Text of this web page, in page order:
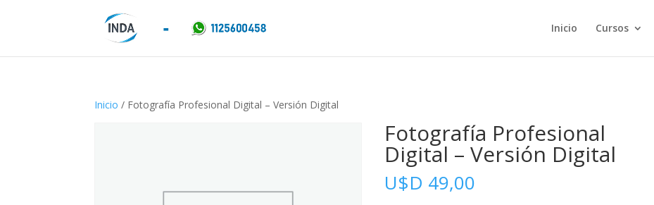
Inicio Cursos
Inicio / Fotografía Profesional Digital – Versión Digital
Fotografía Profesional
Digital – Versión Digital
U$D 49,00